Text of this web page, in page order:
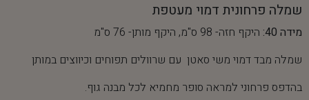
שמלה פרחונית דמוי מעטפת
מידה 40:
היקף חזה- 98 ס"מ, היקף מותן- 76 ס"מ
שמלה מבד דמוי משי סאטן עם שרוולים תפוחים וכיווצים במותן
בהדפס פרחוני למראה סופר מחמיא לכל מבנה גוף.